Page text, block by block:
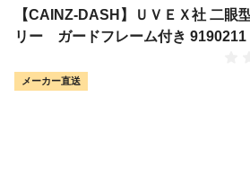
【CAINZ-DASH】ＵＶＥＸ社 二
リー ガードフレーム付き 9190211
メーカー直送